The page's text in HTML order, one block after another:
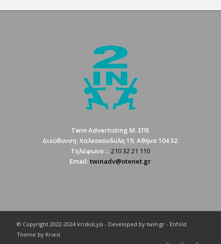
Twin Advertisting M. ΕΠΕ
Διεύθυνση: Χαλκοκονδύλη 19, Αθήνα 104 32:
Tηλέφωνο :.:210 32 21 110
Email:twinadv@otenet.gr
© Copyright 2022-2024 VriskoLysi - Developed by twin.gr - Enfold
Theme by Kriesi